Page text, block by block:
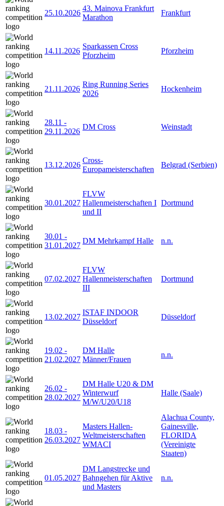
25.10.2026
43. Mainova Frankfurt
Marathon
Frankfurt
14.11.2026
Sparkassen Cross
Pforzheim
Pforzheim
21.11.2026
Ring Running Series
2026
Hockenheim
28.11 -
29.11.2026
DM Cross Weinstadt
13.12.2026
Cross-
Europameisterschaften
Belgrad (Serbien)
30.01.2027
FLVW
Hallenmeisterschaften I
und II
Dortmund
30.01 -
31.01.2027
DM Mehrkampf Halle n.n.
07.02.2027
FLVW
Hallenmeisterschaften
III
Dortmund
13.02.2027
ISTAF INDOOR
Düsseldorf
Düsseldorf
19.02 -
21.02.2027
DM Halle
Männer/Frauen
n.n.
26.02 -
28.02.2027
DM Halle U20 & DM
Winterwurf
M/W/U20/U18
Halle (Saale)
18.03 -
26.03.2027
Masters Hallen-
Weltmeisterschaften
WMACI
Alachua County,
Gainesville,
FLORIDA
(Vereinigte
Staaten)
01.05.2027
DM Langstrecke und
Bahngehen für Aktive
und Masters
n.n.